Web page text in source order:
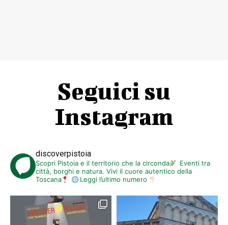
Seguici su
Instagram
discoverpistoia
Scopri Pistoia e il territorio che la circonda
Eventi tra
città, borghi e natura. Vivi il cuore autentico della
Toscana
Leggi l’ultimo numero